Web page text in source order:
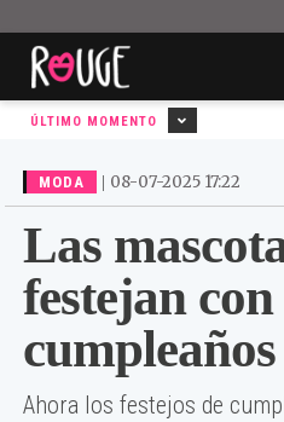
ÚLTIMO MOMENTO
MODA | 08-07-2025 17:22
Las
festejan
cumpleaños
Ahora los festejos de